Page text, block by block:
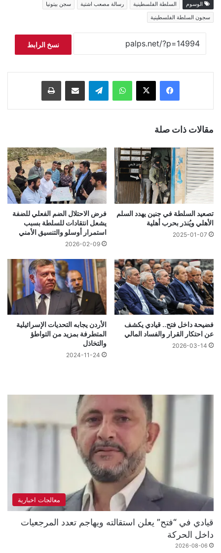
الوسوم السلطة الفلسطينية رسالة مصعب اشتية
سجن بيتونيا
سجون السلطة الفلسطينية
نسخ الرابط
فيسبوك ‫X واتساب تيلقرام مشاركة عبر البريد طباعة
مقالات ذات صلة
تصعيد السلطة في جنين يهدد السلم
الأهلي ويُنذر بحرب أهلية
2025-01-07
فرض الاحتلال الضم الفعلي للضفة
يشعل انتقادات للسلطة بسبب
استمرار أوسلو والتنسيق الأمني
2026-02-09
فضيحة داخل فتح.. قيادي يكشف
عن احتكار القرار والفساد المالي
2026-03-14
الأردن يجابه التحديات الإسرائيلية
المتطرفة بمزيد من التواطؤ
والتخاذل
2024-11-24
معالجات اخبارية
قيادي في “فتح” يعلن استقالته ويهاجم تعدد المرجعيات
داخل الحركة
2026-08-06